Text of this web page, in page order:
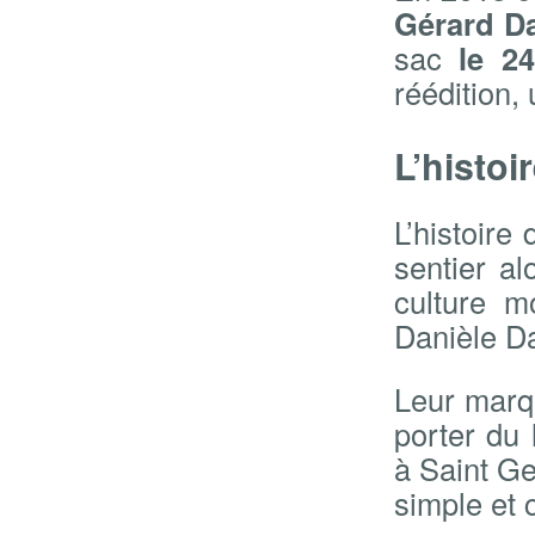
Gérard
sac le
réédition,
sentier
culture
Danièle
Leur
porter du
à Saint
simple et